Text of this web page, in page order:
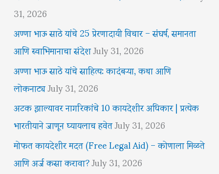
31, 2026
अण्णा भाऊ साठे यांचे 25 प्रेरणादायी विचार – संघर्ष, समानता
आणि स्वाभिमानाचा संदेशJuly 31, 2026
अण्णा भाऊ साठे यांचे साहित्य: कादंबऱ्या, कथा आणि
लोकनाट्यJuly 31, 2026
अटक झाल्यावर नागरिकांचे 10 कायदेशीर अधिकार | प्रत्येक
भारतीयाने जाणून घ्यायलाच हवेतJuly 31, 2026
मोफत कायदेशीर मदत (Free Legal Aid) – कोणाला मिळते
आणि अर्ज कसा करावा?July 31, 2026